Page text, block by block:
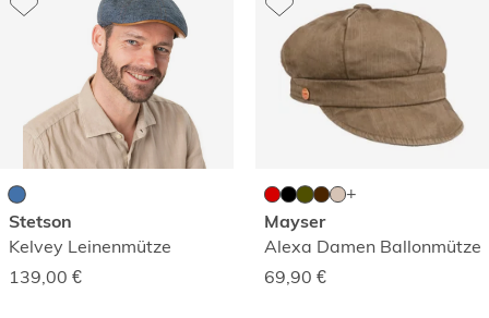
Stetson
Kelvey Leinenmütze
139,00 €
Mayser
Alexa Damen Ballonmütze
69,90 €